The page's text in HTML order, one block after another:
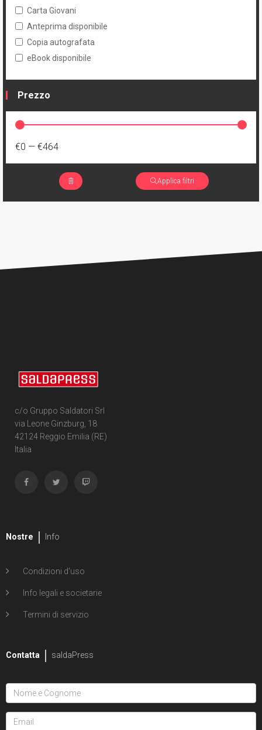
Carta Giovani
Anteprima disponibile
Copia autografata
eBook disponibile
Prezzo
€0 — €464
Applica filtri
c/o Gruppo Saldatori Srl
via Leone Ginzburg, 18
42124 Reggio Emilia (RE)
Italia
Nostre Info
Condizioni d'uso
Info legali e societarie
Termini di servizio
Contatta saldaPress